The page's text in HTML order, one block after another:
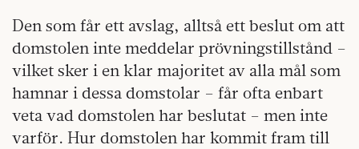
Den som får ett avslag, alltså ett beslut om att
domstolen inte meddelar prövningstillstånd –
vilket sker i en klar majoritet av alla mål som
hamnar i dessa domstolar – får ofta enbart
veta vad domstolen har beslutat – men inte
varför. Hur domstolen har kommit fram till